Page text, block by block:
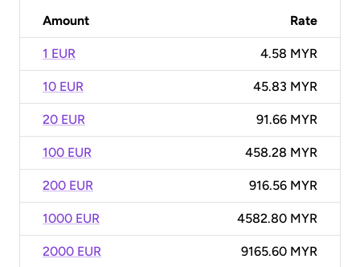
Amount Rate
1 EUR 4.58 MYR
10 EUR 45.83 MYR
20 EUR 91.66 MYR
100 EUR 458.28 MYR
200 EUR 916.56 MYR
1000 EUR 4582.80 MYR
2000 EUR 9165.60 MYR